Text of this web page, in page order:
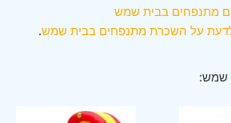
מתנפחים בבית שמש
על השכרת מתנפחים בבית שמש.
שמש: